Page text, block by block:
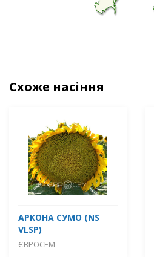
Схоже насіння
АРКОНА СУМО (NS
VLSP)
ЄВРОСЕМ